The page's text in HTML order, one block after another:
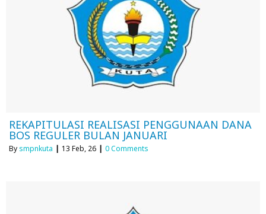
REKAPITULASI REALISASI PENGGUNAAN DANA
BOS REGULER BULAN JANUARI
By smpnkuta | 13 Feb, 26 | 0 Comments